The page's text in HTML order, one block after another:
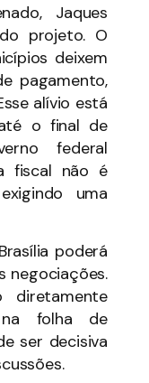
Jaques
projeto. O
deixem
pagamento,
alívio está
o final de
federal
fiscal não é
uma
poderá
negociações.
diretamente
na folha de
ser decisiva